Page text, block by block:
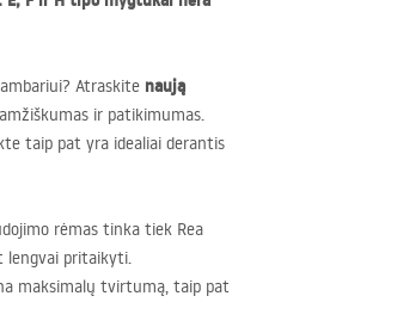
Atraskite naują
ir patikimumas.
taip pat yra idealiai derantis
rėmas tinka tiek Rea
lengvai pritaikyti.
maksimalų tvirtumą, taip pat